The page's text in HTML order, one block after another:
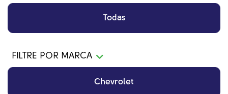
Todas
FILTRE POR MARCA
Chevrolet